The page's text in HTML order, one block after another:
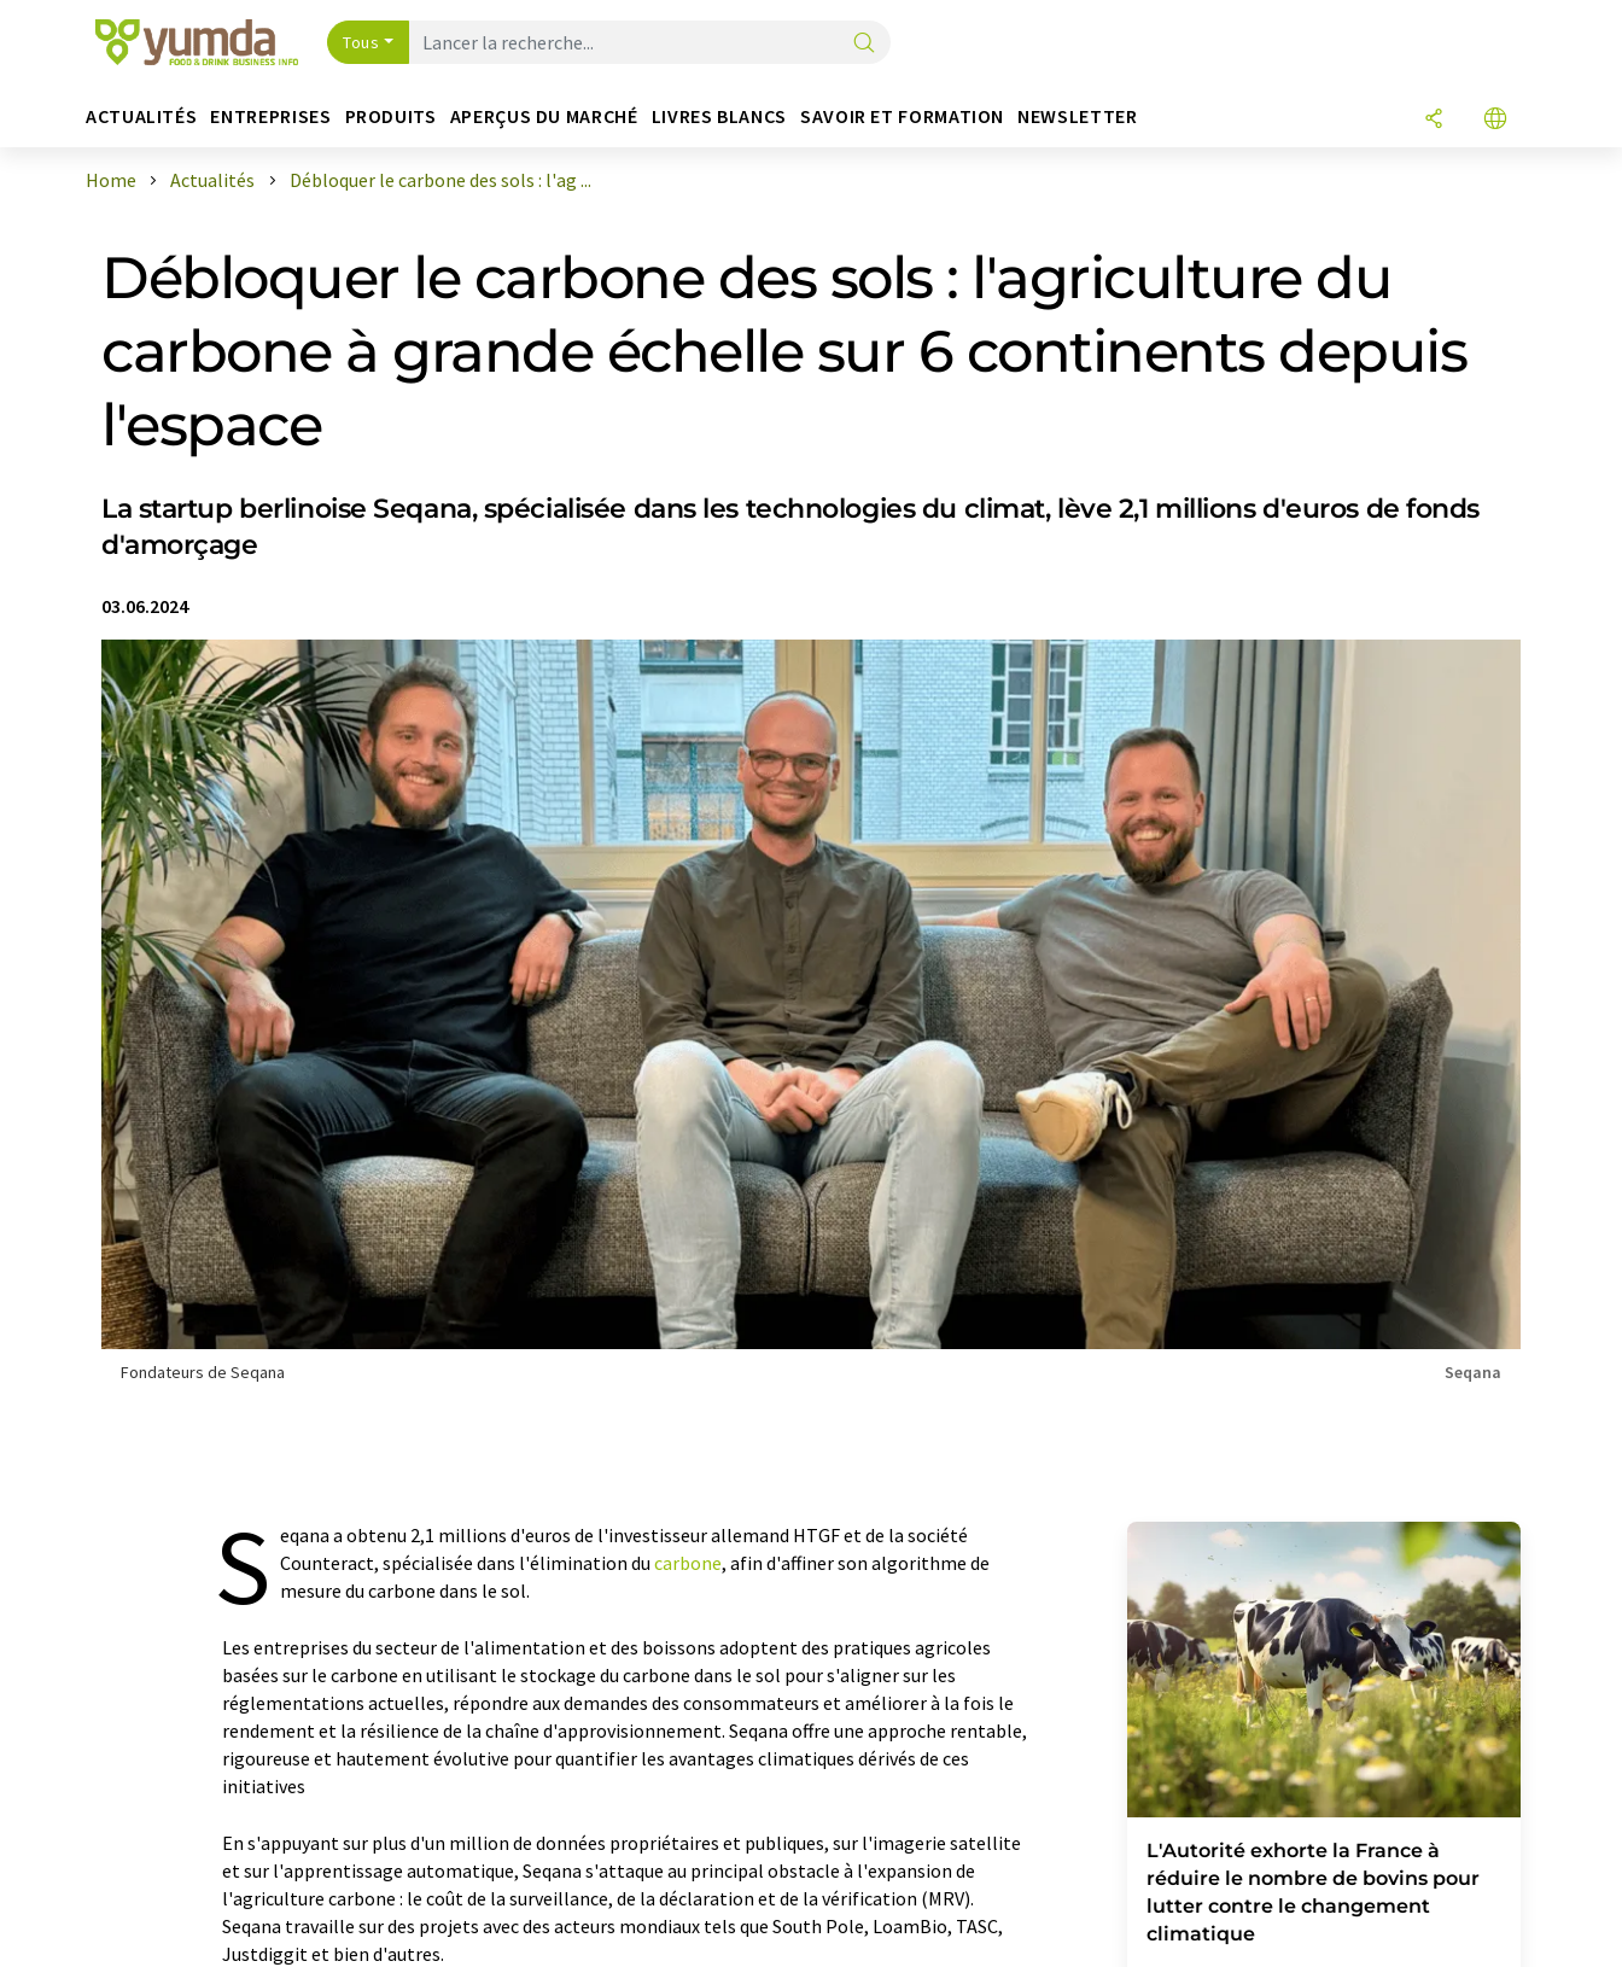
Tous
ACTUALITÉS ENTREPRISES PRODUITS APERÇUS DU MARCHÉ LIVRES BLANCS SAVOIR ET FORMATION NEWSLETTER
Home Actualités Débloquer le carbone des sols : l'ag ...
Débloquer le carbone des sols : l'agriculture du
carbone à grande échelle sur 6 continents depuis
l'espace
La startup berlinoise Seqana, spécialisée dans les technologies du climat, lève 2,1 millions d'euros de fonds
d'amorçage
03.06.2024
Fondateurs de Seqana Seqana
S eqana a obtenu 2,1 millions d'euros de l'investisseur allemand HTGF et de la société
Counteract, spécialisée dans l'élimination du carbone, afin d'affiner son algorithme de
mesure du carbone dans le sol.
Les entreprises du secteur de l'alimentation et des boissons adoptent des pratiques agricoles
basées sur le carbone en utilisant le stockage du carbone dans le sol pour s'aligner sur les
réglementations actuelles, répondre aux demandes des consommateurs et améliorer à la fois le
rendement et la résilience de la chaîne d'approvisionnement. Seqana offre une approche rentable,
rigoureuse et hautement évolutive pour quantifier les avantages climatiques dérivés de ces
initiatives
En s'appuyant sur plus d'un million de données propriétaires et publiques, sur l'imagerie satellite
et sur l'apprentissage automatique, Seqana s'attaque au principal obstacle à l'expansion de
l'agriculture carbone : le coût de la surveillance, de la déclaration et de la vérification (MRV).
Seqana travaille sur des projets avec des acteurs mondiaux tels que South Pole, LoamBio, TASC,
Justdiggit et bien d'autres.
L'Autorité exhorte la France à
réduire le nombre de bovins pour
lutter contre le changement
climatique